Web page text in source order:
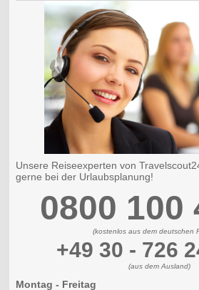
Unsere Reiseexperten von
gerne bei der Urlaubsplanung!
0800 100
(kostenlos aus dem deutschen
+49 30 - 726
(aus dem Ausland)
Montag - Freitag